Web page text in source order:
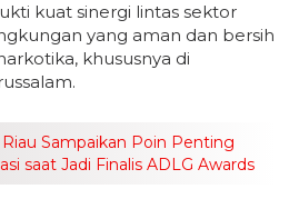
kuat sinergi lintas sektor
yang aman dan bersih
khususnya di
Sampaikan Poin Penting
saat Jadi Finalis ADLG Awards